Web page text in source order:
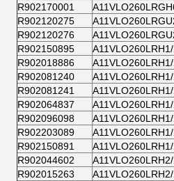
R902170001
R902120275
R902120276
R902150895
R902018886
R902081240
R902081241
R902064837
R902096098
R902203089
R902150891
R902044602
R902015263